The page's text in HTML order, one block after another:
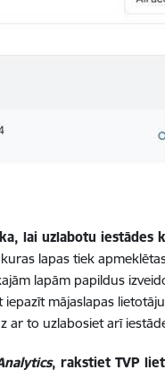
lai uzlabotu iestādes
lapas tiek
lapām papildus
mājaslapas
ar to uzlabosiet arī
, rakstiet TVP